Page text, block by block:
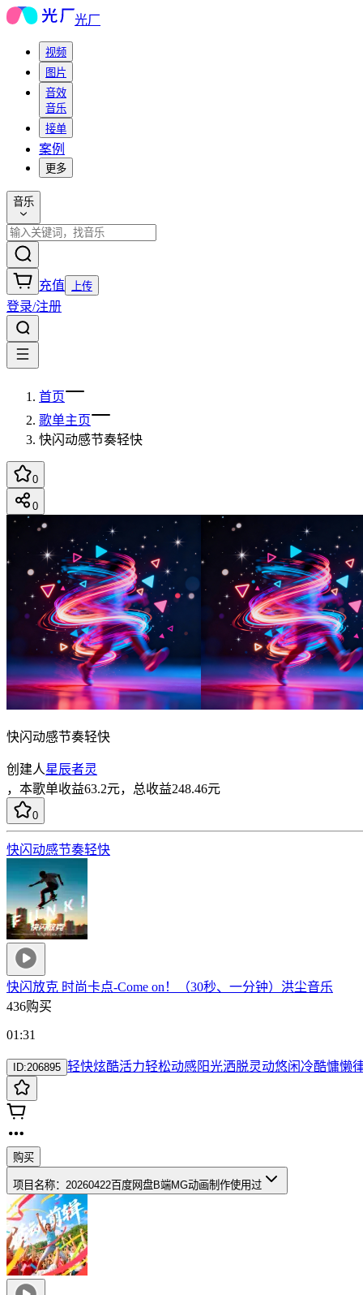
光厂
视频
图片
音效
音乐
接单
案例
更多
音乐
充值 上传
登录/注册
首页
歌单主页
快闪动感节奏轻快
0
0
快闪动感节奏轻快
创建人星辰者灵
， 本歌单收益63.2元，总收益248.46元
0
快闪动感节奏轻快
快闪放克 时尚卡点-Come on！（30秒、一分钟） 洪尘音乐
436购买
01:31
ID:206895 轻快炫酷活力轻松动感阳光洒脱灵动悠闲 冷酷慵懒
购买
项目名称：20260422百度网盘B端MG动画制作使用过